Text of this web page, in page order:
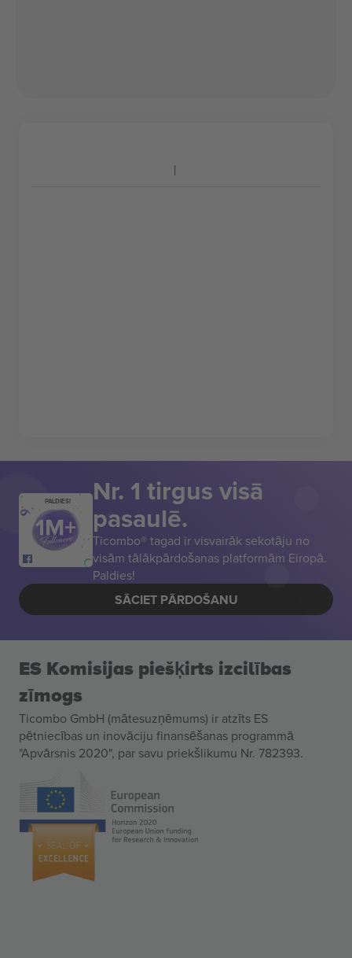
PALDIES! Nr. 1 tirgus visā
pasaulē.
Ticombo® tagad ir visvairāk sekotāju no
visām tālākpārdošanas platformām Eiropā.
Paldies!
SĀCIET PĀRDOŠANU
ES Komisijas piešķirts izcilības
zīmogs
Ticombo GmbH (mātesuzņēmums) ir atzīts ES
pētniecības un inovāciju finansēšanas programmā
"Apvārsnis 2020", par savu priekšlikumu Nr. 782393.